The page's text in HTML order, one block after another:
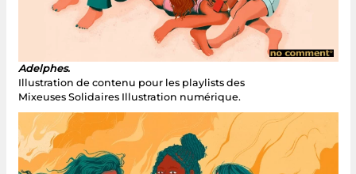
Adelphes.
Illustration de contenu pour les playlists des
Mixeuses Solidaires Illustration numérique.